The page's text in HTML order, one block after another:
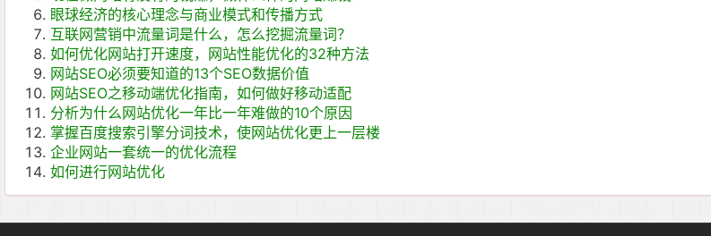
眼球经济的核心理念与商业模式和传播方式
互联网营销中流量词是什么，怎么挖掘流量词？
如何优化网站打开速度，网站性能优化的32种方法
网站SEO必须要知道的13个SEO数据价值
网站SEO之移动端优化指南，如何做好移动适配
分析为什么网站优化一年比一年难做的10个原因
掌握百度搜索引擎分词技术，使网站优化更上一层楼
企业网站一套统一的优化流程
如何进行网站优化